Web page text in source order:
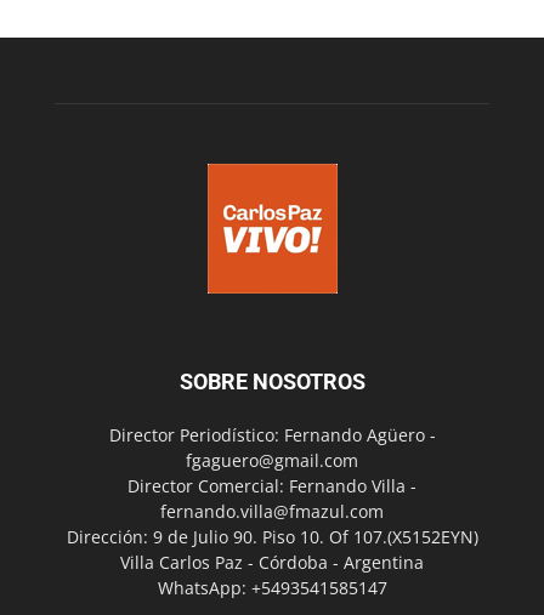
SOBRE NOSOTROS
Director Periodístico: Fernando Agüero -
fgaguero@gmail.com
Director Comercial: Fernando Villa -
fernando.villa@fmazul.com
Dirección: 9 de Julio 90. Piso 10. Of 107.(X5152EYN)
Villa Carlos Paz - Córdoba - Argentina
WhatsApp: +5493541585147